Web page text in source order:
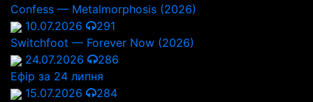
Confess — Metalmorphosis (2026)
10.07.2026
291
Switchfoot — Forever Now (2026)
24.07.2026
286
Ефір за 24 липня
15.07.2026
284